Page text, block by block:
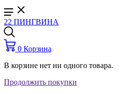
22 ПИНГВИНА
0 Корзина
В корзине нет ни одного товара.
Продолжить покупки